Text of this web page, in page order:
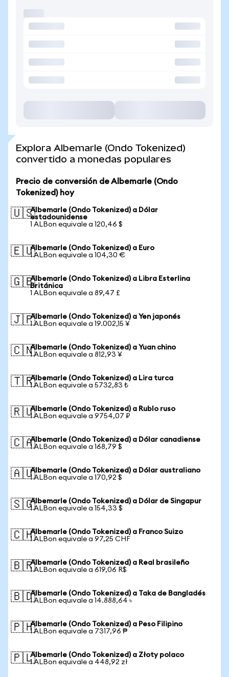
Explora Albemarle (Ondo Tokenized)
convertido a monedas populares
Precio de conversión de Albemarle (Ondo
Tokenized) hoy
🇺🇸Albemarle (Ondo Tokenized) a Dólar
estadounidense
1 ALBon equivale a 120,46 $
🇪🇺Albemarle (Ondo Tokenized) a Euro
1 ALBon equivale a 104,30 €
🇬🇧Albemarle (Ondo Tokenized) a Libra Esterlina
Británica
1 ALBon equivale a 89,47 £
🇯🇵Albemarle (Ondo Tokenized) a Yen japonés
1 ALBon equivale a 19.002,15 ¥
🇨🇳Albemarle (Ondo Tokenized) a Yuan chino
1 ALBon equivale a 812,93 ¥
🇹🇷Albemarle (Ondo Tokenized) a Lira turca
1 ALBon equivale a 5732,83 ₺
🇷🇺Albemarle (Ondo Tokenized) a Rublo ruso
1 ALBon equivale a 9754,07 ₽
🇨🇦Albemarle (Ondo Tokenized) a Dólar canadiense
1 ALBon equivale a 168,79 $
🇦🇺Albemarle (Ondo Tokenized) a Dólar australiano
1 ALBon equivale a 170,92 $
🇸🇬Albemarle (Ondo Tokenized) a Dólar de Singapur
1 ALBon equivale a 154,33 $
🇨🇭Albemarle (Ondo Tokenized) a Franco Suizo
1 ALBon equivale a 97,25 CHF
🇧🇷Albemarle (Ondo Tokenized) a Real brasileño
1 ALBon equivale a 619,06 R$
🇧🇩Albemarle (Ondo Tokenized) a Taka de Bangladés
1 ALBon equivale a 14.888,64 ৳
🇵🇭Albemarle (Ondo Tokenized) a Peso Filipino
1 ALBon equivale a 7317,96 ₱
🇵🇱Albemarle (Ondo Tokenized) a Złoty polaco
1 ALBon equivale a 448,92 zł